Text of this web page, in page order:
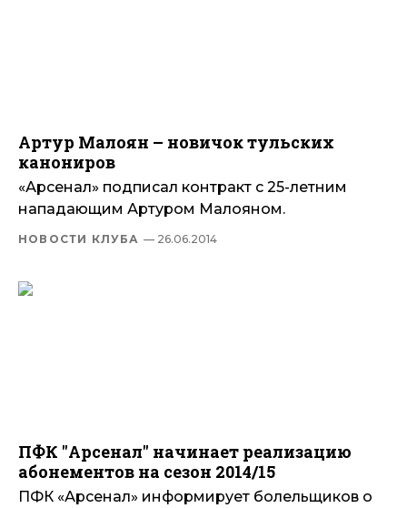
Артур Малоян – новичок тульских
канониров
«Арсенал» подписал контракт с 25-летним
нападающим Артуром Малояном.
НОВОСТИ КЛУБА — 26.06.2014
ПФК "Арсенал" начинает реализацию
абонементов на сезон 2014/15
ПФК «Арсенал» информирует болельщиков о